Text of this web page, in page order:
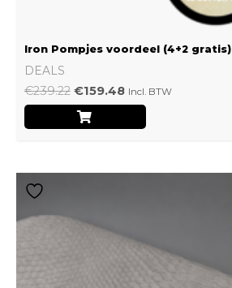
Iron Pompjes voordeel (4+2 gratis)
DEALS
€239.22 €159.48 Incl. BTW
meerdere